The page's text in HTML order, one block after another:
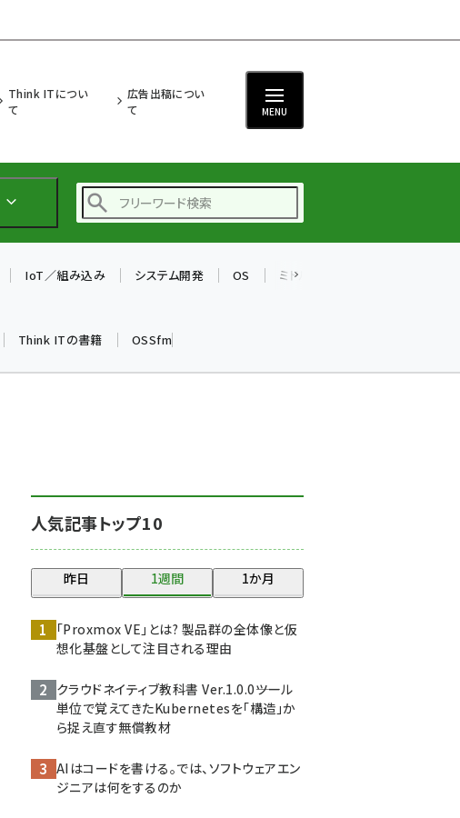
Think ITについ
て
広告出稿につい
て
MENU
仲間と築いた勝利の絆～
drupal (1956)
genai (1484)
abc123 (1360)
IoT／組み込み システム開発 OS ミドルウェア
Think ITの書籍 OSSfm
人気記事トップ10
昨日 1週間 1か月
「Proxmox VE」とは? 製品群の全体像と仮
想化基盤として注目される理由
クラウドネイティブ教科書 Ver.1.0.0――ツール
単位で覚えてきたKubernetesを「構造」か
ら捉え直す無償教材
AIはコードを書ける。では、ソフトウェアエン
ジニアは何をするのか